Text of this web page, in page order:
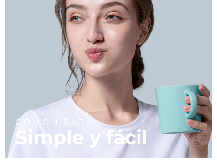
CÓMO USAR
Simple y fácil